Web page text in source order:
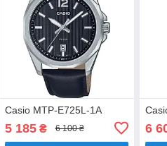
Casio MTP-E725L-1A
5 185₴ 6 100 ₴ 6